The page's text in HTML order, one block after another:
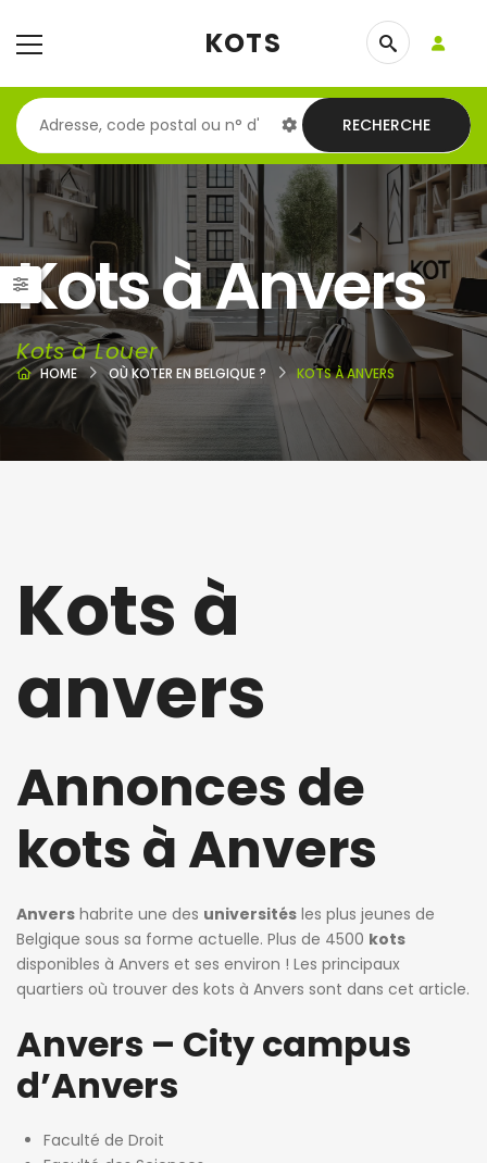
KOTS
RECHERCHE
Kots à Anvers
Kots à Louer
HOME OÙ KOTER EN BELGIQUE ? KOTS À ANVERS
Kots à
anvers
Annonces de
kots à Anvers
Anvers habrite une des universités les plus jeunes de
Belgique sous sa forme actuelle. Plus de 4500 kots
disponibles à Anvers et ses environ ! Les principaux
quartiers où trouver des kots à Anvers sont dans cet article.
Anvers – City campus
d’Anvers
Faculté de Droit